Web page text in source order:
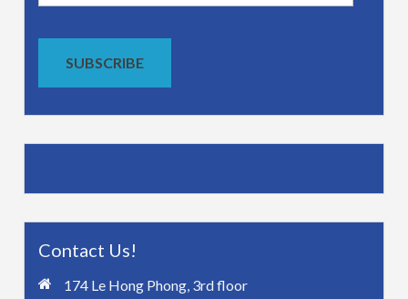
Address
SUBSCRIBE
Contact Us!
174 Le Hong Phong, 3rd floor